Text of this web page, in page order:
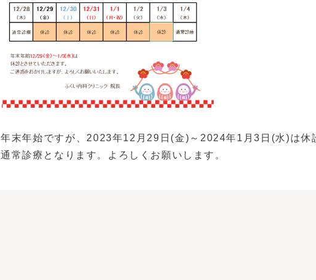
年末年始ですが、2023年12月29日(金)～2024年1月3日(水)は
通常診療となります。よろしくお願いします。